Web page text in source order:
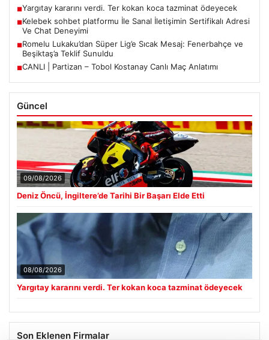
■Yargıtay kararını verdi. Ter kokan koca tazminat ödeyecek
■Kelebek sohbet platformu İle Sanal İletişimin Sertifikalı Adresi
Ve Chat Deneyimi
■Romelu Lukaku’dan Süper Lig’e Sıcak Mesaj: Fenerbahçe ve
Beşiktaş’a Teklif Sunuldu
■CANLI | Partizan – Tobol Kostanay Canlı Maç Anlatımı
Güncel
09/08/2026
Deniz Öncü, İngiltere’de Tarihi Bir Başarı Elde Etti
08/08/2026
Yargıtay kararını verdi. Ter kokan koca tazminat ödeyecek
Son Eklenen Firmalar